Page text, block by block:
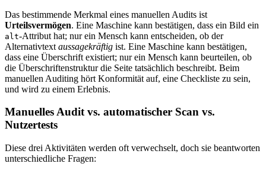
Das bestimmende Merkmal eines manuellen Audits ist
Urteilsvermögen. Eine Maschine kann bestätigen, dass ein Bild ein
alt-Attribut hat; nur ein Mensch kann entscheiden, ob der
Alternativtext aussagekräftig ist. Eine Maschine kann bestätigen,
dass eine Überschrift existiert; nur ein Mensch kann beurteilen, ob
die Überschriftenstruktur die Seite tatsächlich beschreibt. Beim
manuellen Auditing hört Konformität auf, eine Checkliste zu sein,
und wird zu einem Erlebnis.
Manuelles Audit vs. automatischer Scan vs.
Nutzertests
Diese drei Aktivitäten werden oft verwechselt, doch sie beantworten
unterschiedliche Fragen: